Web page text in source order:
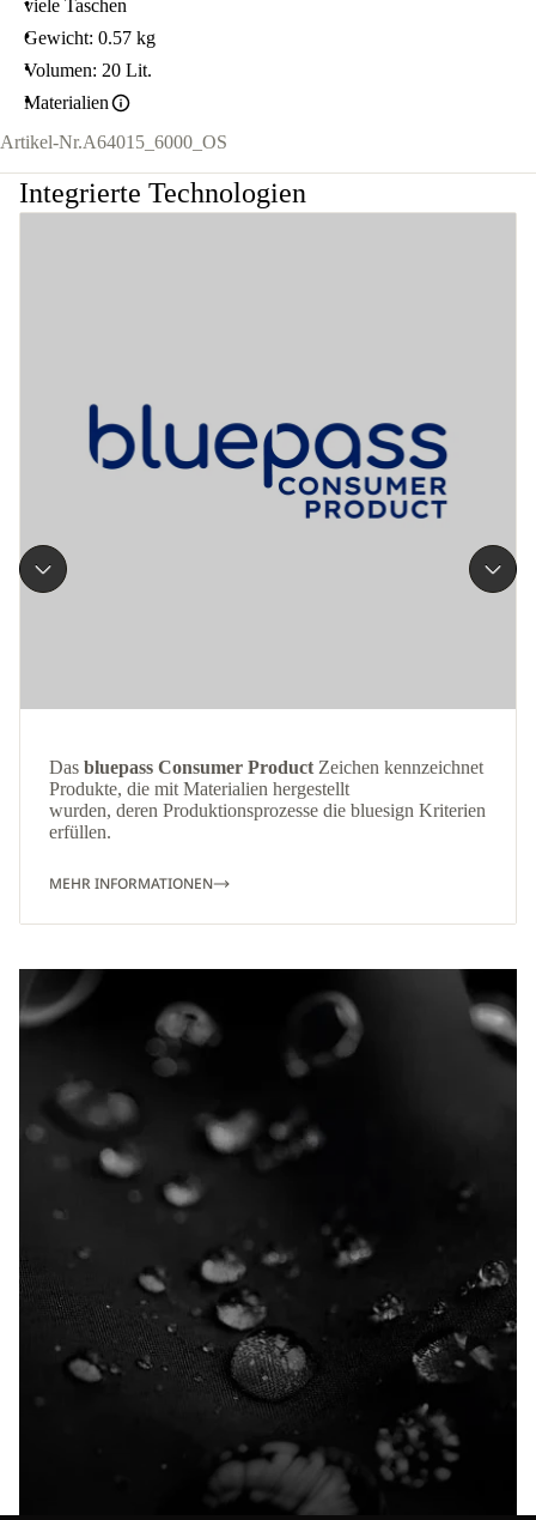
viele Taschen
Gewicht: 0.57 kg
Volumen: 20 Lit.
Materialien
Artikel-Nr.A64015_6000_OS
Integrierte Technologien
Das bluepass Consumer Product Zeichen kennzeichnet
Produkte, die mit Materialien hergestellt
wurden, deren Produktionsprozesse die bluesign Kriterien
erfüllen.
MEHR INFORMATIONEN